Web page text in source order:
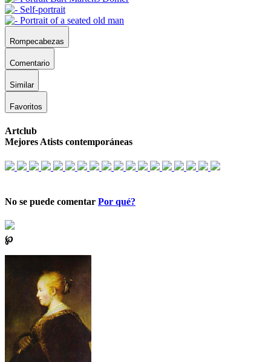
Rompecabezas
Comentario
Similar
Favoritos
Artclub
Mejores Atists contemporáneas
No se puede comentar Por qué?
℘